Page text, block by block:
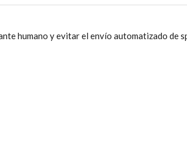
humano y evitar el envío automatizado de